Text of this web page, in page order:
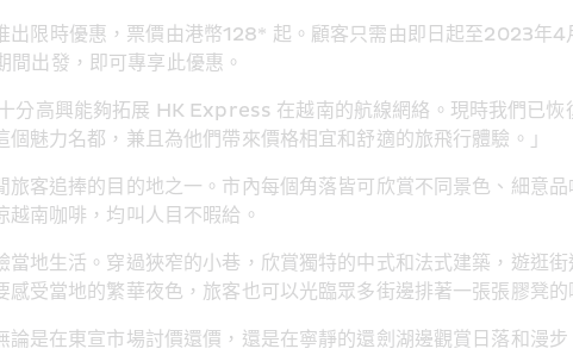
限時優惠，票價由港幣128* 起。顧客只需由即日起至2023年
出發，即可專享此優惠。
高興能夠拓展 HK Express 在越南的航線網絡。現時我們已恢
魅力名都，兼且為他們帶來價格相宜和舒適的旅飛行體驗。」
客追捧的目的地之一。市內每個角落皆可欣賞不同景色、細意
南咖啡，均叫人目不暇給。
地生活。穿過狹窄的小巷，欣賞獨特的中式和法式建築，遊逛
受當地的繁華夜色，旅客也可以光臨眾多街邊排著一張張膠凳
是在東宣市場討價還價，還是在寧靜的還劍湖邊觀賞日落和漫